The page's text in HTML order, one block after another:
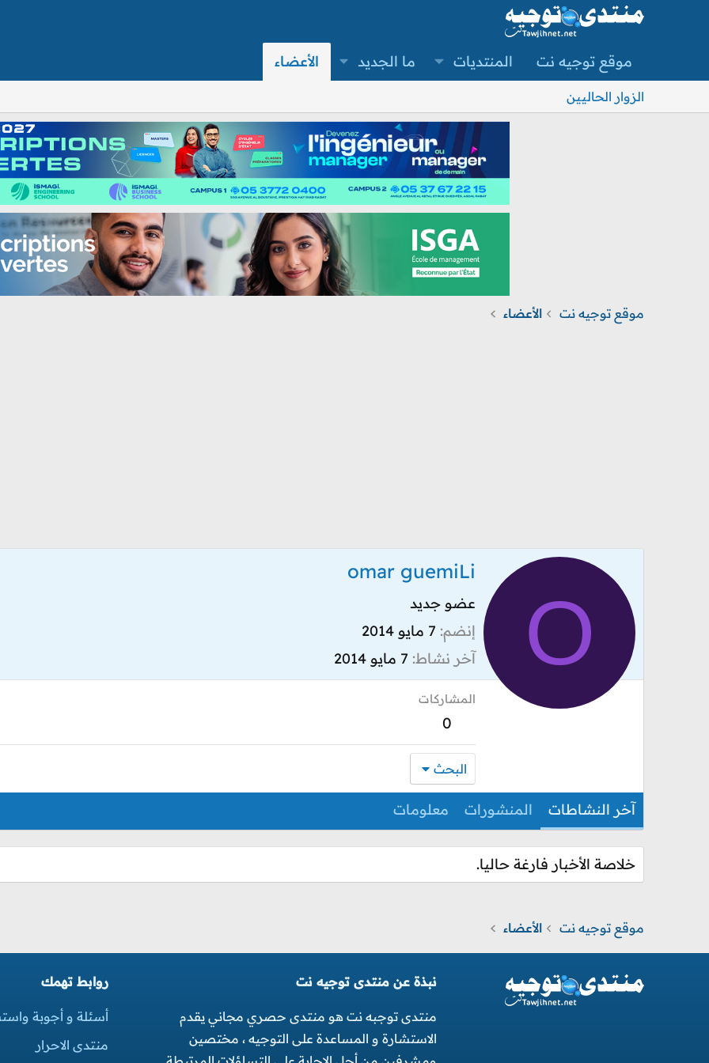
موقع توجيه نت المنتديات ما الجديد الأعضاء
الزوار الحاليين
موقع توجيه نت الأعضاء
O
omar guemiLi
عضو جديد
إنضم 7 مايو 2014
آخر نشاط 7 مايو 2014
المشاركات
0
البحث
آخر النشاطات المنشورات معلومات
خلاصة الأخبار فارغة حاليا.
موقع توجيه نت الأعضاء
نبذة عن منتدى توجيه نت
منتدى توجبه نت هو منتدى حصري مجاني يقدم
الاستشارة و المساعدة على التوجيه ، مختصين
روابط تهمك
أسئلة و أجوبة
منتدى الاحرار